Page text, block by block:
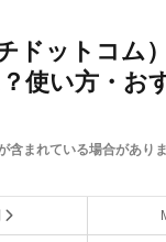
ドットコム
使い方・お
まれている場合がありま